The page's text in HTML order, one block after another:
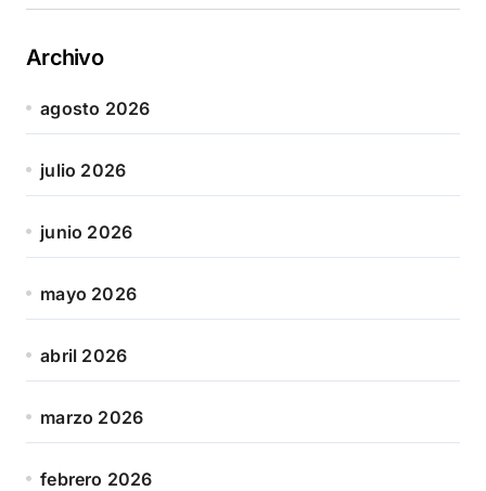
Archivo
agosto 2026
julio 2026
junio 2026
mayo 2026
abril 2026
marzo 2026
febrero 2026